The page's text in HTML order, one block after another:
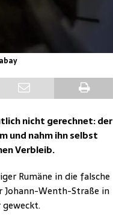
nicht gerechnet: der
und nahm ihn selbst
Verbleib.
Rumäne in die falsche
Johann-Wenth-Straße in